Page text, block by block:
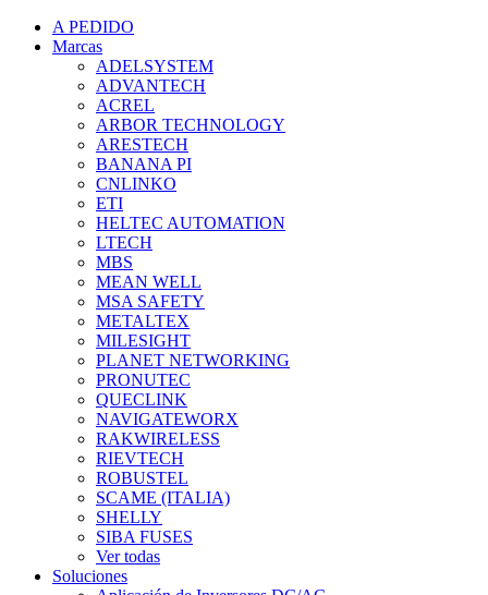
A PEDIDO
Marcas
ADELSYSTEM
ADVANTECH
ACREL
ARBOR TECHNOLOGY
ARESTECH
BANANA PI
CNLINKO
ETI
HELTEC AUTOMATION
LTECH
MBS
MEAN WELL
MSA SAFETY
METALTEX
MILESIGHT
PLANET NETWORKING
PRONUTEC
QUECLINK
NAVIGATEWORX
RAKWIRELESS
RIEVTECH
ROBUSTEL
SCAME (ITALIA)
SHELLY
SIBA FUSES
Ver todas
Soluciones